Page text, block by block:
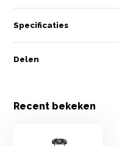
Specificaties
Delen
Recent bekeken